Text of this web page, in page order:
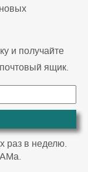
и получайте
ящик.
раз в неделю.